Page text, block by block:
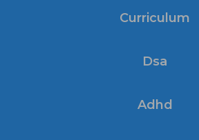
Curriculum
Dsa
Adhd